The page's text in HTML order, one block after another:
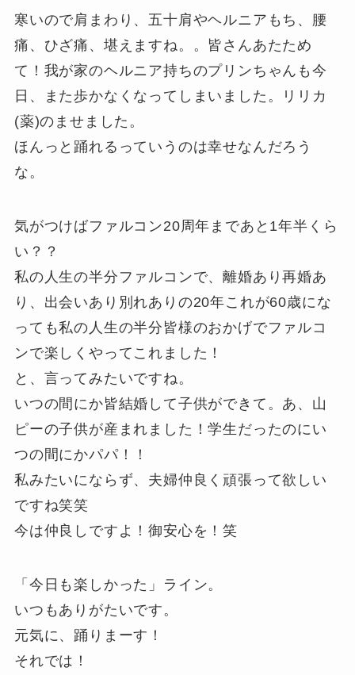
寒いので肩まわり、五十肩やヘルニアもち、腰
痛、ひざ痛、堪えますね。。皆さんあたため
て！我が家のヘルニア持ちのプリンちゃんも今
日、また歩かなくなってしまいました。リリカ
(薬)のませました。
ほんっと踊れるっていうのは幸せなんだろう
な。
気がつけばファルコン20周年まであと1年半くら
い？？
私の人生の半分ファルコンで、離婚あり再婚あ
り、出会いあり別れありの20年これが60歳にな
っても私の人生の半分皆様のおかげでファルコ
ンで楽しくやってこれました！
と、言ってみたいですね。
いつの間にか皆結婚して子供ができて。あ、山
ピーの子供が産まれました！学生だったのにい
つの間にかパパ！！
私みたいにならず、夫婦仲良く頑張って欲しい
ですね笑笑
今は仲良しですよ！御安心を！笑
「今日も楽しかった」ライン。
いつもありがたいです。
元気に、踊りまーす！
それでは！